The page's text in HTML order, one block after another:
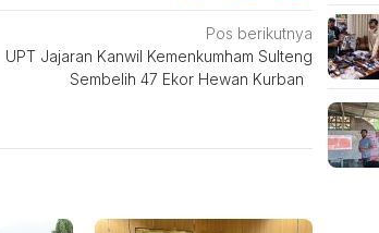
Pos berikutnya
UPT Jajaran Kanwil Kemenkumham Sulteng
Sembelih 47 Ekor Hewan Kurban